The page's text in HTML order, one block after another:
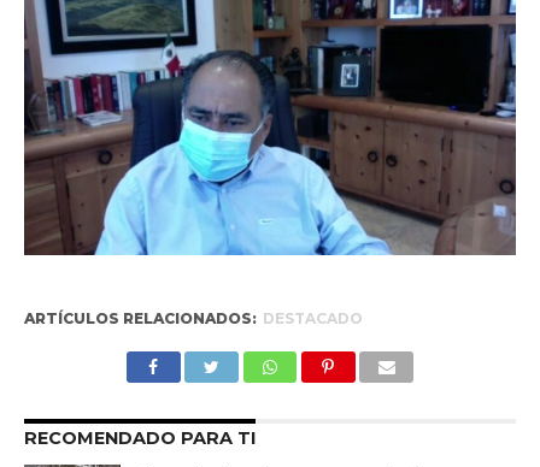
ARTÍCULOS RELACIONADOS: DESTACADO
RECOMENDADO PARA TI